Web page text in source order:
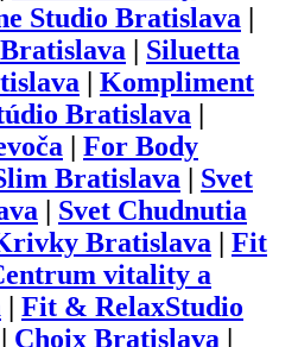
Studio Bratislava
Siluetta
Kompliment
Bratislava
For Body
Bratislava
Svet
Svet Chudnutia
Bratislava
Fit
vitality a
Fit & RelaxStudio
Choix Bratislava